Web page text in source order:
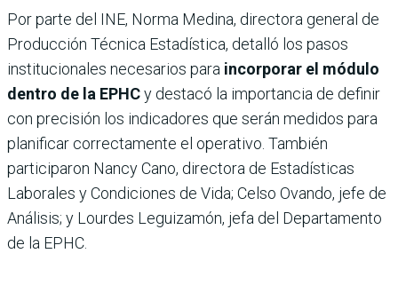
Por parte del INE, Norma Medina, directora general de
Producción Técnica Estadística, detalló los pasos
institucionales necesarios para incorporar el módulo
dentro de la EPHCy destacó la importancia de definir
con precisión los indicadores que serán medidos para
planificar correctamente el operativo. También
participaron Nancy Cano, directora de Estadísticas
Laborales y Condiciones de Vida; Celso Ovando, jefe de
Análisis; y Lourdes Leguizamón, jefa del Departamento
de la EPHC.